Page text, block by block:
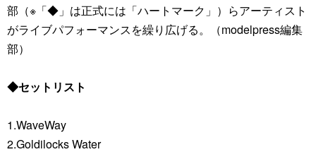
部（※「◆」は正式には「ハートマーク」）らアーティスト
がライブパフォーマンスを繰り広げる。（modelpress編集
部）
◆セットリスト
1.WaveWay
2.Goldilocks Water